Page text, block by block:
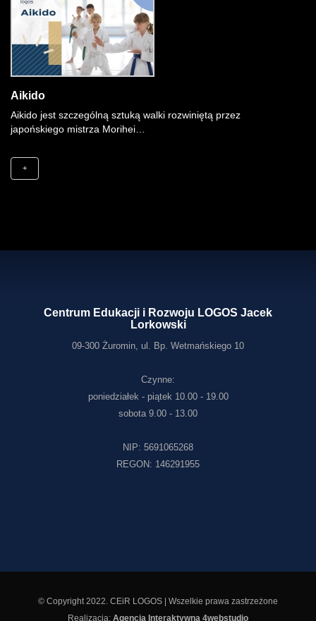
Aikido
Aikido jest szczególną sztuką walki rozwiniętą przez
japońskiego mistrza Morihei…
+
Centrum Edukacji i Rozwoju LOGOS Jacek
Lorkowski
09-300 Żuromin, ul. Bp. Wetmańskiego 10
Czynne:
poniedziałek - piątek 10.00 - 19.00
sobota 9.00 - 13.00
NIP: 5691065268
REGON: 146291955
© Copyright 2022. CEiR LOGOS | Wszelkie prawa zastrzeżone
Realizacja: Agencja Interaktywna 4webstudio